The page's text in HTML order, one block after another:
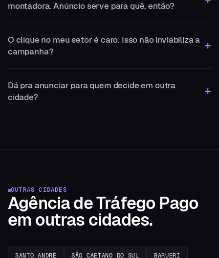
montadora. Anúncio serve para quê, então?
O clique no meu setor é caro. Isso não inviabiliza a
campanha?
Dá pra anunciar para quem decide em outra
cidade?
OUTRAS CIDADES
Agência de Tráfego Pago
em outras cidades.
SANTO ANDRÉ SÃO CAETANO DO SUL BARUERI